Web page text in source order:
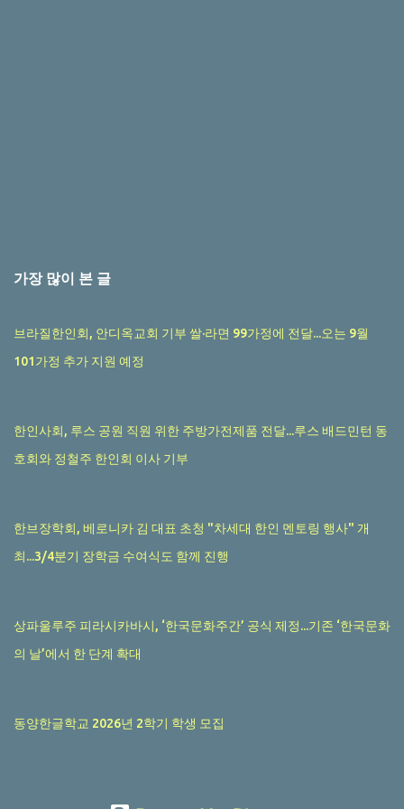
가장 많이 본 글
브라질한인회, 안디옥교회 기부 쌀·라면 99가정에 전달...오는 9월
101가정 추가 지원 예정
한인사회, 루스 공원 직원 위한 주방가전제품 전달...루스 배드민턴 동
호회와 정철주 한인회 이사 기부
한브장학회, 베로니카 김 대표 초청 "차세대 한인 멘토링 행사" 개
최...3/4분기 장학금 수여식도 함께 진행
상파울루주 피라시카바시, ‘한국문화주간’ 공식 제정...기존 ‘한국문화
의 날’에서 한 단계 확대
동양한글학교 2026년 2학기 학생 모집